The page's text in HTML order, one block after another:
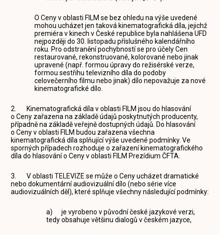
O Ceny v oblasti FILM se bez ohledu na výše uvedené
mohou ucházet jen taková kinematografická díla, jejichž
premiéra v kinech v České republice byla nahlášena UFD
nejpozději do 30. listopadu příslušného kalendářního
roku. Pro odstranění pochybností se pro účely Cen
restaurované, rekonstruované, kolorované nebo jinak
upravené (např. formou úpravy do režisérské verze,
formou sestřihu televizního díla do podoby
celovečerního filmu nebo jinak) dílo nepovažuje za nové
kinematografické dílo.
2. Kinematografická díla v oblasti FILM jsou do hlasování
o Ceny zařazena na základě údajů poskytnutých producenty,
případně na základě veřejně dostupných údajů. Do hlasování
o Ceny v oblasti FILM budou zařazena všechna
kinematografická díla splňující výše uvedené podmínky. Ve
sporných případech rozhoduje o zařazení kinematografického
díla do hlasování o Ceny v oblasti FILM Prezídium ČFTA.
3. V oblasti TELEVIZE se může o Ceny ucházet dramatické
nebo dokumentární audiovizuální dílo (nebo série více
audiovizuálních děl), které splňuje všechny následující podmínky:
a) je vyrobeno v původní české jazykové verzi,
tedy obsahuje většinu dialogů v českém jazyce,